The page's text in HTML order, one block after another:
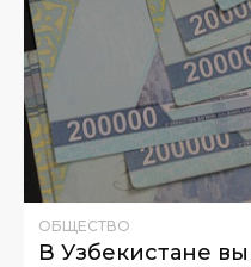
ОБЩЕСТВО
В Узбекистане